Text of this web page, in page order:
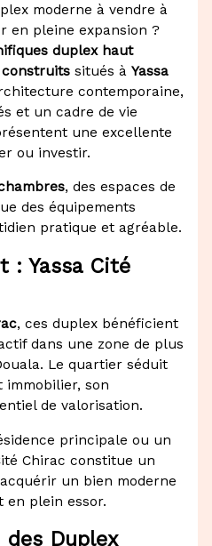
moderne à vendre à
en pleine expansion ?
duplex haut
situés à Yassa
contemporaine,
et un cadre de vie
une excellente
ou investir.
, des espaces de
des équipements
pratique et agréable.
: Yassa Cité
, ces duplex bénéficient
dans une zone de plus
Le quartier séduit
immobilier, son
de valorisation.
principale ou un
Chirac constitue un
un bien moderne
en plein essor.
Duplex